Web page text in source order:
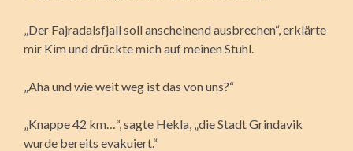
„Der Fajradalsfjall soll anscheinend ausbrechen“, erklärte
mir Kim und drückte mich auf meinen Stuhl.
„Aha und wie weit weg ist das von uns?“
„Knappe 42 km…“, sagte Hekla, „die Stadt Grindavik
wurde bereits evakuiert.“